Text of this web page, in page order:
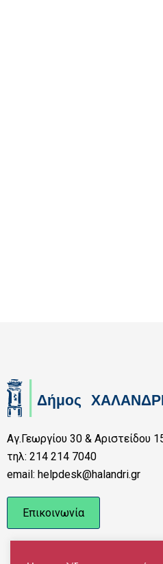
Αγ.Γεωργίου 30 & Αριστείδου
τηλ: 214 214 7040
email: helpdesk@halandri.gr
Επικοινωνία